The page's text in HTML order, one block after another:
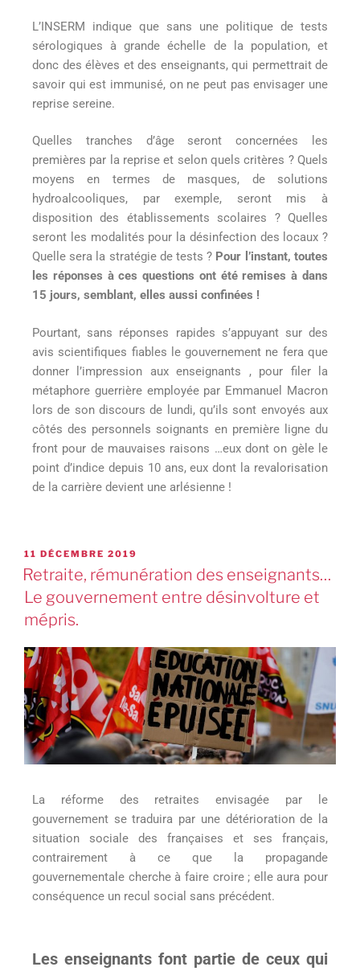
L’INSERM indique que sans une politique de tests
sérologiques à grande échelle de la population, et
donc des élèves et des enseignants, qui permettrait de
savoir qui est immunisé, on ne peut pas envisager une
reprise sereine.
Quelles tranches d’âge seront concernées les
premières par la reprise et selon quels critères ? Quels
moyens en termes de masques, de solutions
hydroalcooliques, par exemple, seront mis à
disposition des établissements scolaires ? Quelles
seront les modalités pour la désinfection des locaux ?
Quelle sera la stratégie de tests ? Pour l’instant, toutes
les réponses à ces questions ont été remises à dans
15 jours, semblant, elles aussi confinées !
Pourtant, sans réponses rapides s’appuyant sur des
avis scientifiques fiables le gouvernement ne fera que
donner l’impression aux enseignants , pour filer la
métaphore guerrière employée par Emmanuel Macron
lors de son discours de lundi, qu’ils sont envoyés aux
côtés des personnels soignants en première ligne du
front pour de mauvaises raisons …eux dont on gèle le
point d’indice depuis 10 ans, eux dont la revalorisation
de la carrière devient une arlésienne !
11 DÉCEMBRE 2019
Retraite, rémunération des enseignants…
Le gouvernement entre désinvolture et
mépris.
La réforme des retraites envisagée par le
gouvernement se traduira par une détérioration de la
situation sociale des françaises et ses français,
contrairement à ce que la propagande
gouvernementale cherche à faire croire ; elle aura pour
conséquence un recul social sans précédent.
Les enseignants font partie de ceux qui